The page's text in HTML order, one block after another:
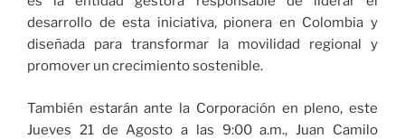
desarrollo de esta iniciativa, pionera en Colombia y
diseñada para transformar la movilidad regional y
promover un crecimiento sostenible.
También estarán ante la Corporación en pleno, este
Jueves 21 de Agosto a las 9:00 a.m., Juan Camilo